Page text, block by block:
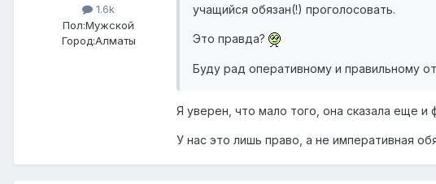
1.6k
Пол:Мужской
Город:Алматы
учащийся обязан(!) проголосовать.
Это правда?
Буду рад оперативному и правильному
Я уверен, что мало того, она сказала еще
У нас это лишь право, а не императивная